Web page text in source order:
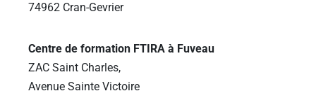
74962 Cran-Gevrier
Centre de formation FTIRA à Fuveau
ZAC Saint Charles,
Avenue Sainte Victoire